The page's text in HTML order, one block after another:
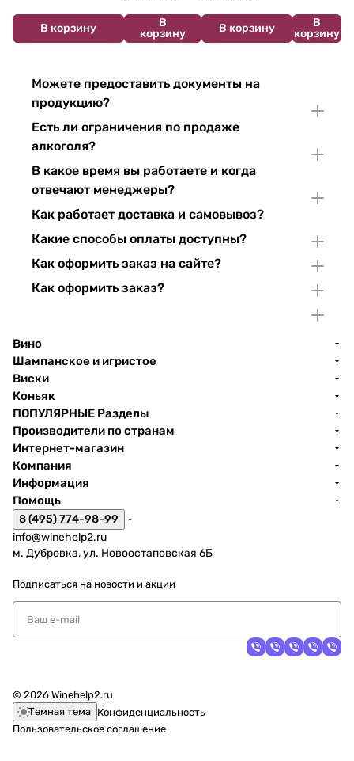
В корзину
В
корзину
В корзину
В
корзину
Можете предоставить документы на
продукцию?
Есть ли ограничения по продаже
алкоголя?
В какое время вы работаете и когда
отвечают менеджеры?
Как работает доставка и самовывоз?
Какие способы оплаты доступны?
Как оформить заказ на сайте?
Как оформить заказ?
Вино
Шампанское и игристое
Виски
Коньяк
ПОПУЛЯРНЫЕ Разделы
Производители по странам
Интернет-магазин
Компания
Информация
Помощь
8 (495) 774-98-99
info@winehelp2.ru
м. Дубровка, ул. Новоостаповская 6Б
Подписаться на новости и акции
© 2026 Winehelp2.ru
Темная тема Конфиденциальность
Пользовательское соглашение